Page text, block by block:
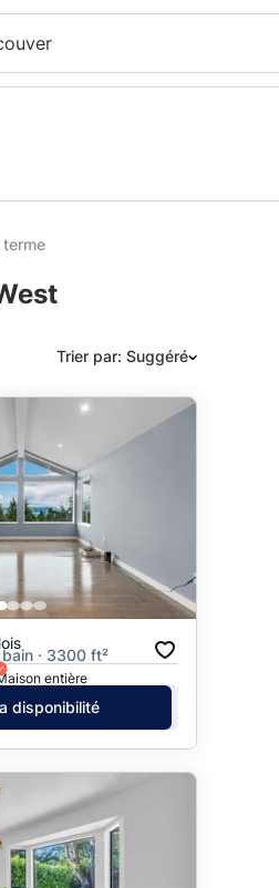
Trier par: Suggéré
Suggéré
Date: les plus anciens d’abord
Prix - $$$ à $
Prix - $ à $$$
· 3300 ft²
entière
disponibilité